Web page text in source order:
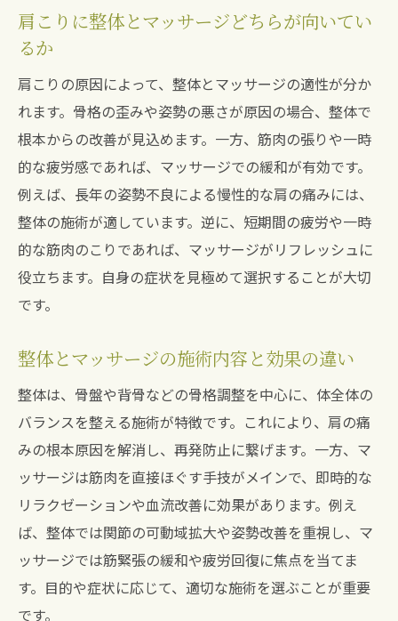
肩こりに整体とマッサージどちらが向いてい
るか
肩こりの原因によって、整体とマッサージの適性が分か
れます。骨格の歪みや姿勢の悪さが原因の場合、整体で
根本からの改善が見込めます。一方、筋肉の張りや一時
的な疲労感であれば、マッサージでの緩和が有効です。
例えば、長年の姿勢不良による慢性的な肩の痛みには、
整体の施術が適しています。逆に、短期間の疲労や一時
的な筋肉のこりであれば、マッサージがリフレッシュに
役立ちます。自身の症状を見極めて選択することが大切
です。
整体とマッサージの施術内容と効果の違い
整体は、骨盤や背骨などの骨格調整を中心に、体全体の
バランスを整える施術が特徴です。これにより、肩の痛
みの根本原因を解消し、再発防止に繋げます。一方、マ
ッサージは筋肉を直接ほぐす手技がメインで、即時的な
リラクゼーションや血流改善に効果があります。例え
ば、整体では関節の可動域拡大や姿勢改善を重視し、マ
ッサージでは筋緊張の緩和や疲労回復に焦点を当てま
す。目的や症状に応じて、適切な施術を選ぶことが重要
です。